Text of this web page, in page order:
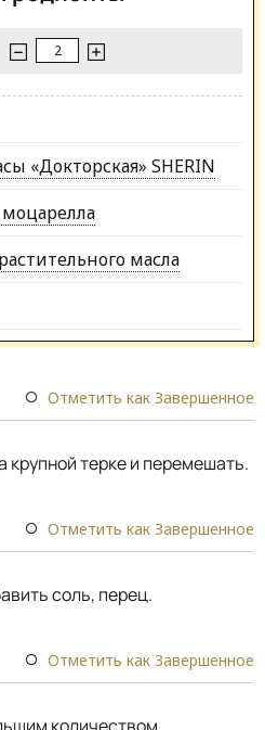
«Докторская» SHERIN
растительного масла
Отметить как Завершенное
крупной терке и перемешать.
Отметить как Завершенное
соль, перец.
Отметить как Завершенное